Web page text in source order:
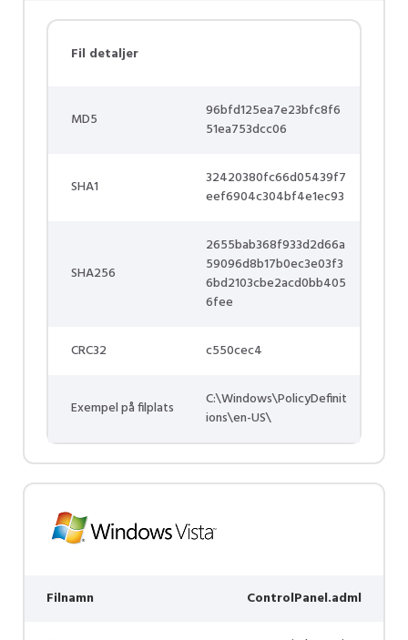
Fil detaljer
MD5
96bfd125ea7e23bfc8f6
51ea753dcc06
SHA1
32420380fc66d05439f7
eef6904c304bf4e1ec93
SHA256
2655bab368f933d2d66a
59096d8b17b0ec3e03f3
6bd2103cbe2acd0bb405
6fee
CRC32 c550cec4
Exempel på filplats
C:\Windows\PolicyDefinit
ions\en-US\
Filnamn ControlPanel.adml